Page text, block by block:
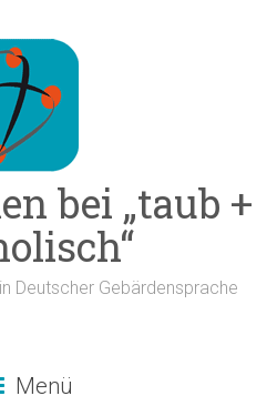
bei „taub +
Deutscher Gebärdensprache
Menü